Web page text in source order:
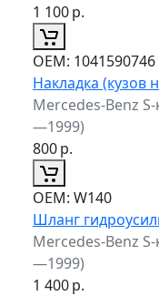
1 100р.
ОЕМ: 1041590746
Накладка (кузов
Mercedes-Benz
—1999)
800р.
ОЕМ: W140
Шланг
Mercedes-Benz
—1999)
1 400р.